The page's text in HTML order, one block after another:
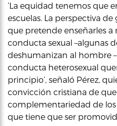
‘La equidad tenemos que
escuelas. La perspectiva
que pretende enseñarles
conducta sexual –algunas
deshumanizan al hombre
conducta heterosexual
principio’, señaló Pérez,
convicción cristiana de que
complementariedad de los
que tiene que ser